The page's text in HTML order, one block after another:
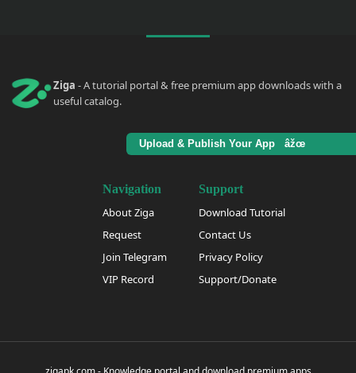
Ziga - A tutorial portal & free premium app downloads with a
useful catalog.
Upload & Publish Your App âžœ
Navigation
About Ziga
Request
Join Telegram
VIP Record
Support
Download Tutorial
Contact Us
Privacy Policy
Support/Donate